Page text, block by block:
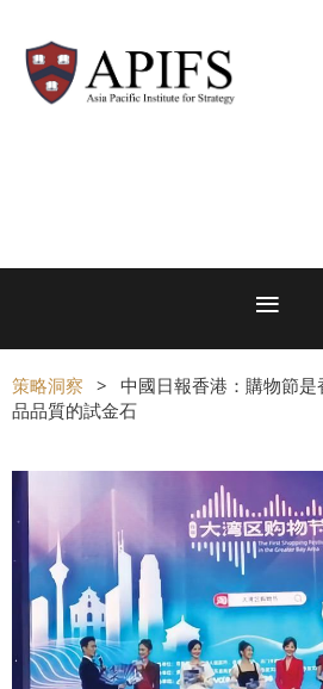
策略洞察
中國日報香港：購物節
品品質的試金石